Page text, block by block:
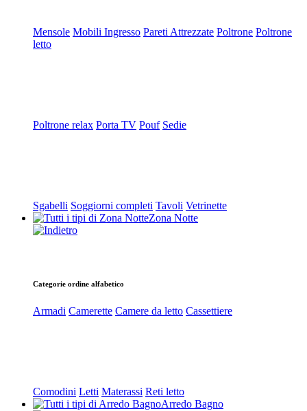
Mensole Mobili Ingresso Pareti Attrezzate Poltrone Poltrone
letto
Poltrone relax Porta TV Pouf Sedie
Sgabelli Soggiorni completi Tavoli Vetrinette
Zona Notte
Categorie ordine alfabetico
Armadi Camerette Camere da letto Cassettiere
Comodini Letti Materassi Reti letto
Arredo Bagno